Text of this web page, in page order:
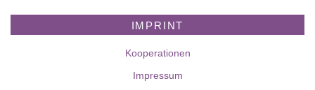
IMPRINT
Kooperationen
Impressum